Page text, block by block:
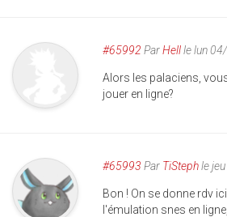
#65992 ParHellle lun
Alors les palaciens,
jouer en ligne?
#65993 Par TiStephle
Bon ! On se donne rdv
l'émulation snes en